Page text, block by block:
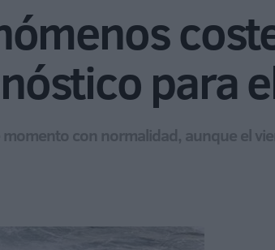
para
con normalidad, aunque el